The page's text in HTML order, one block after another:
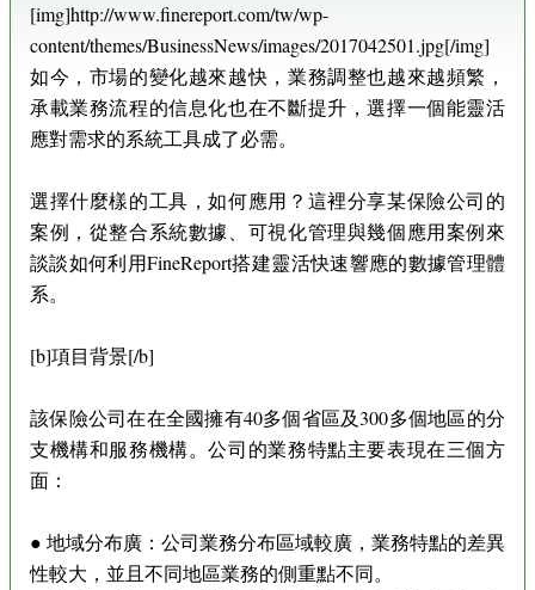
[img]http://www.finereport.com/tw/wp-
content/themes/BusinessNews/images/2017042501.jpg[/img]
如今，市場的變化越來越快，業務調整也越來越頻繁，
承載業務流程的信息化也在不斷提升，選擇一個能靈活
應對需求的系統工具成了必需。
選擇什麼樣的工具，如何應用？這裡分享某保險公司的
案例，從整合系統數據、可視化管理與幾個應用案例來
談談如何利用FineReport搭建靈活快速響應的數據管理體
系。
[b]項目背景[/b]
該保險公司在在全國擁有40多個省區及300多個地區的分
支機構和服務機構。公司的業務特點主要表現在三個方
面：
● 地域分布廣：公司業務分布區域較廣，業務特點的差異
性較大，並且不同地區業務的側重點不同。